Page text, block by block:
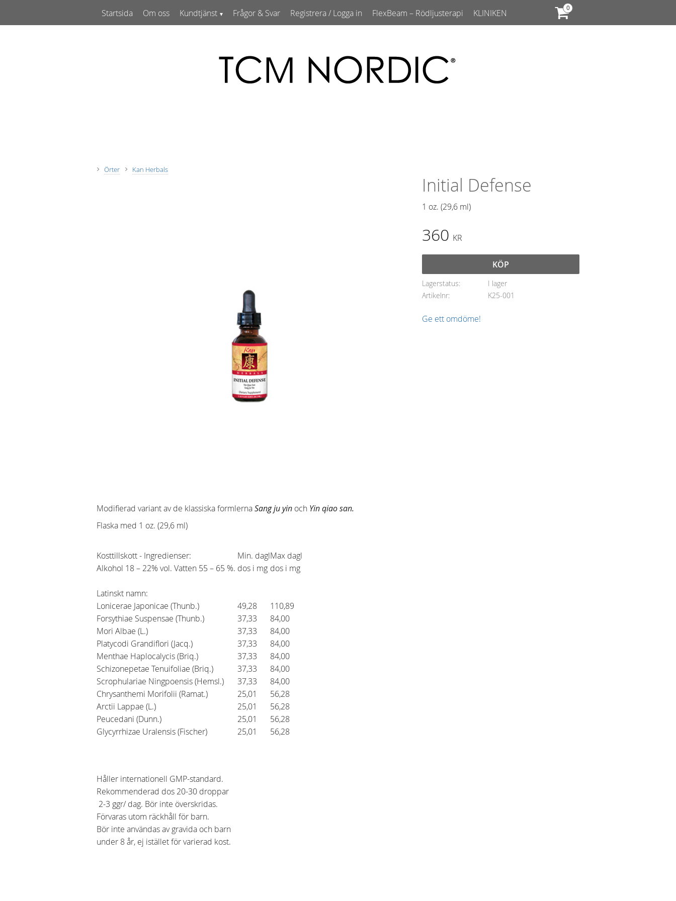
Startsida Om oss Kundtjänst Frågor & Svar Registrera / Logga in FlexBeam – Rödljusterapi KLINIKEN
Örter Kan Herbals
Initial Defense
1 oz. (29,6 ml)​
360 KR
KÖP
Lagerstatus
I lager
Artikelnr
K25-001
Ge ett omdöme!
Modifierad variant av de klassiska formlernaSang ju yin och Yin qiao san.
Flaska med 1 oz. (29,6 ml)
Kosttillskott - Ingredienser: Min. daglMax dagl
Alkohol 18 – 22% vol. Vatten 55 – 65 %. dos i mg dos i mg
Latinskt namn:
Lonicerae Japonicae (Thunb.)
49,28
110,89
Forsythiae Suspensae (Thunb.)
37,33
84,00
Mori Albae (L.)
37,33
84,00
Platycodi Grandiflori (Jacq.)
37,33
84,00
Menthae Haplocalycis (Briq.)
37,33
84,00
Schizonepetae Tenuifoliae (Briq.)
37,33
84,00
Scrophulariae Ningpoensis (Hemsl.)
37,33
84,00
Chrysanthemi Morifolii (Ramat.)
25,01
56,28
Arctii Lappae (L.)
25,01
56,28
Peucedani (Dunn.)
25,01
56,28
Glycyrrhizae Uralensis (Fischer)
25,01 56,28
Håller internationell GMP-standard.
Rekommenderad dos 20-30 droppar
2-3 ggr/ dag. Bör inte överskridas.
Förvaras utom räckhåll för barn.
Bör inte användas av gravida och barn
under 8 år, ej istället för varierad kost.